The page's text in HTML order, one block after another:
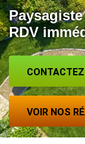
RDV
VOIR NOS